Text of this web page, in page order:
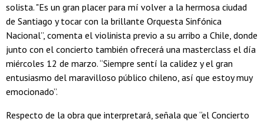
solista. "Es un gran placer para mí volver a la hermosa ciudad
de Santiago y tocar con la brillante Orquesta Sinfónica
Nacional”, comenta el violinista previo a su arribo a Chile, donde
junto con el concierto también ofrecerá una masterclass el día
miércoles 12 de marzo. “Siempre sentí la calidez y el gran
entusiasmo del maravilloso público chileno, así que estoy muy
emocionado”.
Respecto de la obra que interpretará, señala que “el Concierto